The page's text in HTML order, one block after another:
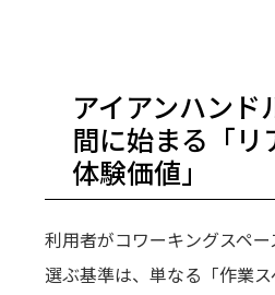
アイアンハンド
間に始まる「リ
体験価値」
利用者がコワーキングスペ
選ぶ基準は、単なる「作業